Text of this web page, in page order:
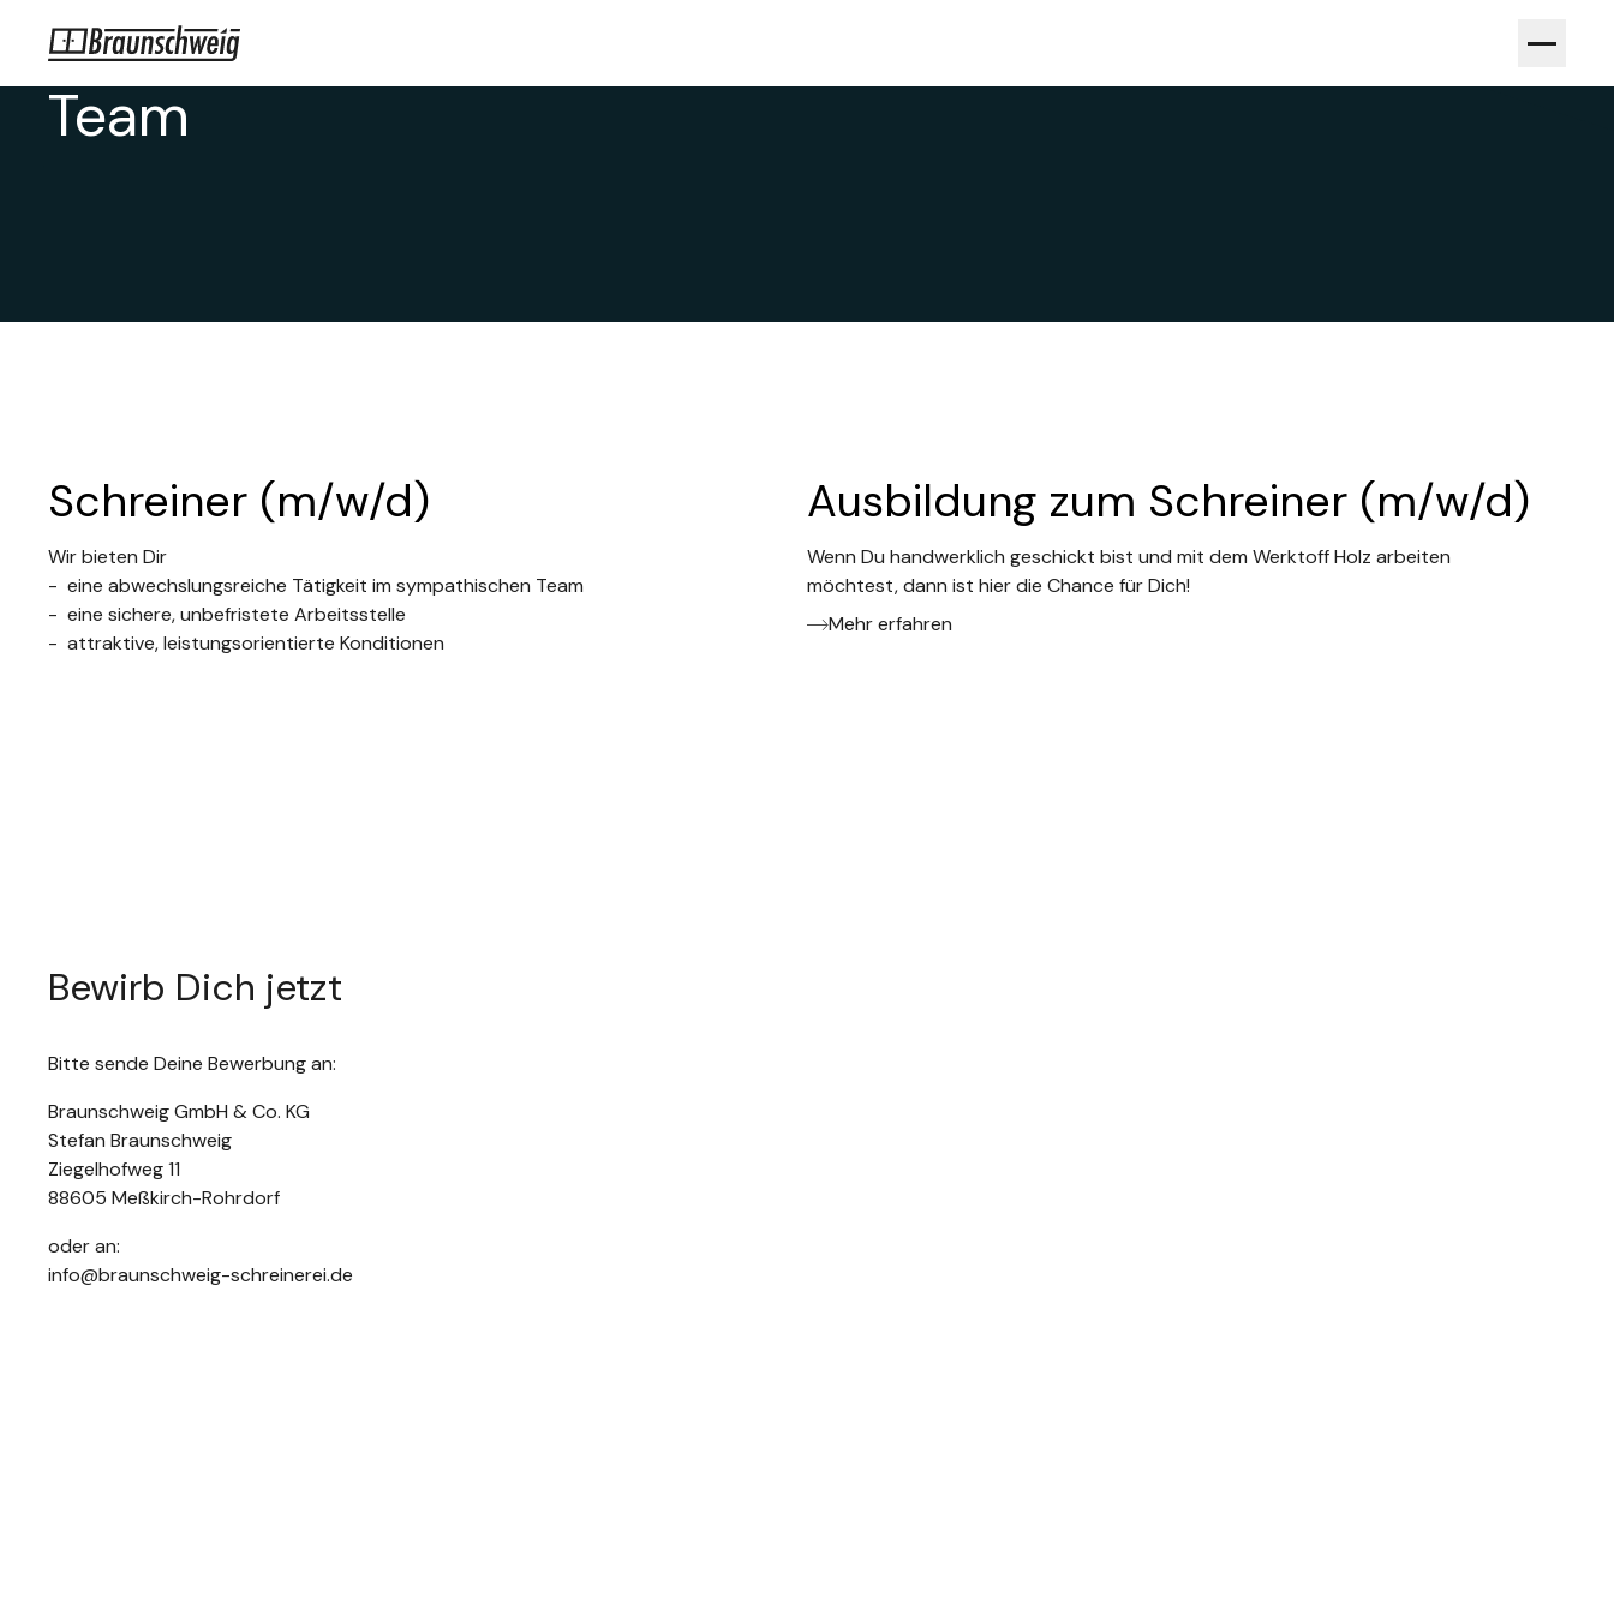
Wir suchen Verstärkung für unser junges
Team
Schreiner (m/w/d)
Wir bieten Dir
eine abwechslungsreiche Tätigkeit im sympathischen Team
eine sichere, unbefristete Arbeitsstelle
attraktive, leistungsorientierte Konditionen
Ausbildung zum Schreiner (m/w/d)
Wenn Du handwerklich geschickt bist und mit dem Werktoff Holz arbeiten
möchtest, dann ist hier die Chance für Dich!
Mehr erfahren
Bewirb Dich jetzt
Bitte sende Deine Bewerbung an:
Braunschweig GmbH & Co. KG
Stefan Braunschweig
Ziegelhofweg 11
88605 Meßkirch-Rohrdorf
oder an:
info@braunschweig-schreinerei.de